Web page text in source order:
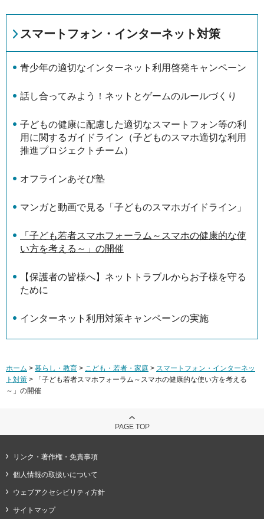
スマートフォン・インターネット対策
青少年の適切なインターネット利用啓発キャンペーン
話し合ってみよう！ネットとゲームのルールづくり
子どもの健康に配慮した適切なスマートフォン等の利
用に関するガイドライン（子どものスマホ適切な利用
推進プロジェクトチーム）
オフラインあそび塾
マンガと動画で見る「子どものスマホガイドライン」
「子ども若者スマホフォーラム～スマホの健康的な使
い方を考える～」の開催
【保護者の皆様へ】ネットトラブルからお子様を守る
ために
インターネット利用対策キャンペーンの実施
ホーム > 暮らし・教育 > こども・若者・家庭 > スマートフォン・インターネッ
ト対策 > 「子ども若者スマホフォーラム～スマホの健康的な使い方を考える
～」の開催
PAGE TOP
リンク・著作権・免責事項
個人情報の取扱いについて
ウェブアクセシビリティ方針
サイトマップ